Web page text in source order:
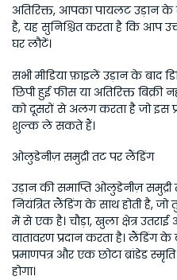
अतिरिक्त, आपका पायलट उड़ान के
है, यह सुनिश्चित करता है कि आप
घर लौटें।
सभी मीडिया फ़ाइलें उड़ान के बाद
छिपी हुई फीस या अतिरिक्त बिक्री
को दूसरों से अलग करता है जो इस
शुल्क ले सकते हैं।
ओलुडेनीज़ समुद्री तट पर लैंडिंग
उड़ान की समाप्ति ओलुडेनीज़
नियंत्रित लैंडिंग के साथ होती है,
में से एक है। चौड़ा, खुला क्षेत्र उतराई
वातावरण प्रदान करता है। लैंडिंग
प्रमाणपत्र और एक छोटा ब्रांडेड
होगा।